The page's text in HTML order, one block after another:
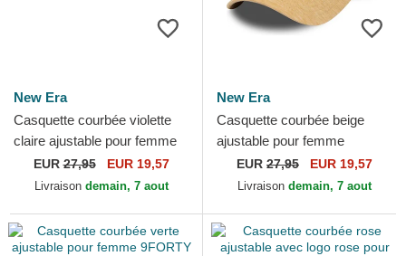
New Era
Casquette courbée violette
claire ajustable pour femme
9TWENTY Gingham New
York Yankees MLB New Era
EUR27,95 EUR 19,57
Livraison demain, 7 aout
New Era
Casquette courbée beige
ajustable pour femme
9FORTY Pull New York
Yankees MLB New Era
EUR 27,95 EUR 19,57
Livraison demain, 7 aout